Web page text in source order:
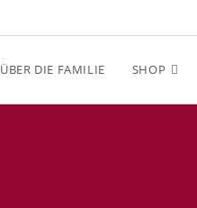
ÜBER DIE FAMILIE SHOP